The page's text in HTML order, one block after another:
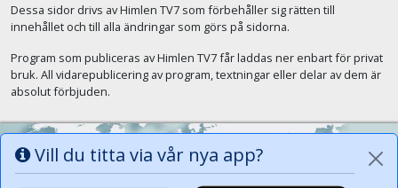
Vill du titta via vår nya app?
Dessa sidor drivs av Himlen TV7 som förbehåller sig rätten till
innehållet och till alla ändringar som görs på sidorna.
Program som publiceras av Himlen TV7 får laddas ner enbart för privat
bruk. All vidarepublicering av program, textningar eller delar av dem är
absolut förbjuden.
Alla tungor ska bekänna att Jesus Kristus